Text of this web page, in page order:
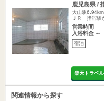
鹿児島県 /
大山駅6.94km
ＪＲ 指宿駅
営業時間
入浴料金 ～
宿泊
楽天トラベ
関連情報から探す